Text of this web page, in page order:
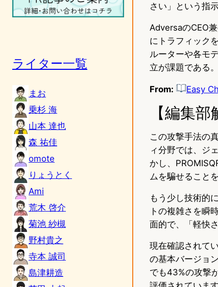
ライター一覧
まお
乗杉 海
山本 達也
森 祐佳
omote
りょうとく
Ami
荒木 啓介
菊池 紗槻
野村貴之
寺本 誠司
島津耕造
さい」という指
AdversaのCEO
にトラフィック
ルーターや各モ
立が課題である。
From: Easy
【編集部
この攻撃手法の
ィ分野では、ジ
かし、
ムを騙せること
もう少し技術的
トの複雑さを瞬
面的で、「軽快
現在確認されて
の基本バージョ
でも43%の攻撃